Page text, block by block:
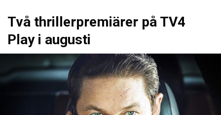
Två thrillerpremiärer på TV4
Play i augusti